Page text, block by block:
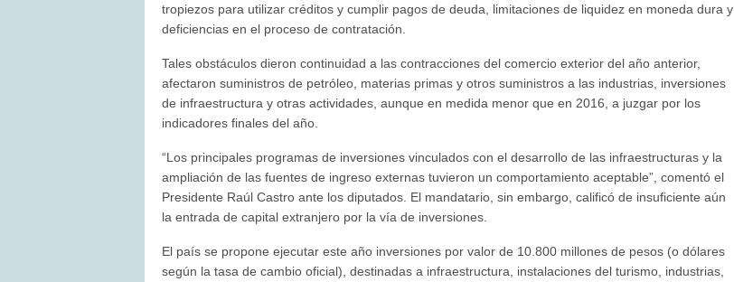
tropiezos para utilizar créditos y cumplir pagos de deuda, limitaciones de liquidez en moneda dura y
deficiencias en el proceso de contratación.
Tales obstáculos dieron continuidad a las contracciones del comercio exterior del año anterior,
afectaron suministros de petróleo, materias primas y otros suministros a las industrias, inversiones
de infraestructura y otras actividades, aunque en medida menor que en 2016, a juzgar por los
indicadores finales del año.
“Los principales programas de inversiones vinculados con el desarrollo de las infraestructuras y la
ampliación de las fuentes de ingreso externas tuvieron un comportamiento aceptable”, comentó el
Presidente Raúl Castro ante los diputados. El mandatario, sin embargo, calificó de insuficiente aún
la entrada de capital extranjero por la vía de inversiones.
El país se propone ejecutar este año inversiones por valor de 10.800 millones de pesos (o dólares
según la tasa de cambio oficial), destinadas a infraestructura, instalaciones del turismo, industrias,